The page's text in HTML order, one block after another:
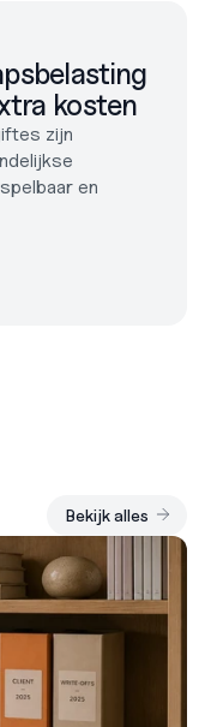
kosten
zijn
en
Bekijk alles